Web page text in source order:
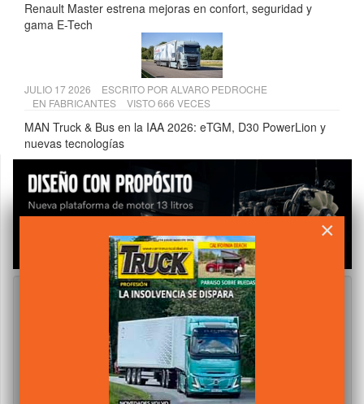
Renault Master estrena mejoras en confort, seguridad y
gama E-Tech
JULIO 17 2026 ESCRITO POR ALVARO PEDROCHE
EN FABRICANTES VISTO 666 VECES
MAN Truck & Bus en la IAA 2026: eTGM, D30 PowerLion y
nuevas tecnologías
×